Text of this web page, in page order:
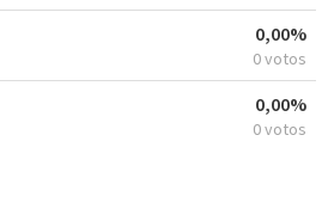
0,00%
0 votos
0,00%
0 votos